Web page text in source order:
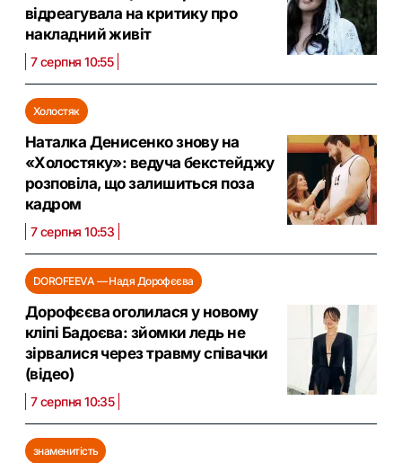
відреагувала на критику про
накладний живіт
7 серпня 10:55
Холостяк
Наталка Денисенко знову на
«Холостяку»: ведуча бекстейджу
розповіла, що залишиться поза
кадром
7 серпня 10:53
DOROFEEVA — Надя Дорофєєва
Дорофєєва оголилася у новому
кліпі Бадоєва: зйомки ледь не
зірвалися через травму співачки
(відео)
7 серпня 10:35
знаменитість